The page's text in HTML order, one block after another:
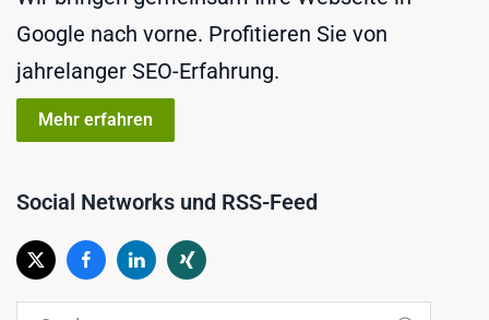
Google nach vorne. Profitieren Sie von
jahrelanger SEO-Erfahrung.
Mehr erfahren
Social Networks und RSS-Feed